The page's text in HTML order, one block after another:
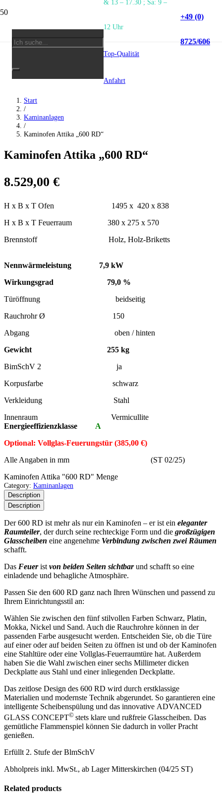
& 13 – 17.30 ; Sa: 9 –
12 Uhr
Top-Qualität
Anfahrt
+49 (0)
8725/606
Start
/
Kaminanlagen
/
Kaminofen Attika „600 RD“
Kaminofen Attika „600 RD“
8.529,00 €
H x B x T Ofen 1495 x 420 x 838
H x B x T Feuerraum 380 x 275 x 570
Brennstoff Holz, Holz-Briketts
Nennwärmeleistung 7,9 kW
Wirkungsgrad 79,0 %
Türöffnung beidseitig
Rauchrohr Ø 150
Abgang oben / hinten
Gewicht 255 kg
BimSchV 2 ja
Korpusfarbe schwarz
Verkleidung Stahl
Innenraum Vermicullite
Energieeffizienzklasse A
Optional: Vollglas-Feuerungstür (385,00 €)
Alle Angaben in mm (ST 02/25)
Kaminofen Attika "600 RD" Menge
Category: Kaminanlagen
Description
Description
Der 600 RD ist mehr als nur ein Kaminofen – er ist ein eleganter
Raumteiler, der durch seine rechteckige Form und die großzügigen
Glasscheiben eine angenehme Verbindung zwischen zwei Räumen
schafft.
Das Feuer ist von beiden Seiten sichtbarund schafft so eine
einladende und behagliche Atmosphäre.
Passen Sie den 600 RD ganz nach Ihren Wünschen und passend zu
Ihrem Einrichtungsstil an:
Wählen Sie zwischen den fünf stilvollen Farben Schwarz, Platin,
Mokka, Nickel und Sand. Auch die Rauchrohre können in der
passenden Farbe ausgesucht werden. Entscheiden Sie, ob die Türe
auf einer oder auf beiden Seiten zu öffnen ist und ob der Kaminofen
eine Stahltüre oder eine Vollglas-Feuerraumtüre hat. Außerdem
haben Sie die Wahl zwischen einer sechs Millimeter dicken
Deckplatte aus Stahl und einer inliegenden Deckplatte.
Das zeitlose Design des 600 RD wird durch erstklassige
Materialien und modernste Technik abgerundet. So garantieren eine
intelligente Scheibenspülung und das innovative ADVANCED
GLASS CONCEPT© stets klare und rußfreie Glasscheiben. Das
gemütliche Flammenspiel können Sie dadurch in voller Pracht
genießen.
Erfüllt 2. Stufe der BlmSchV
Abholpreis inkl. MwSt., ab Lager Mitterskirchen (04/25 ST)
Related products